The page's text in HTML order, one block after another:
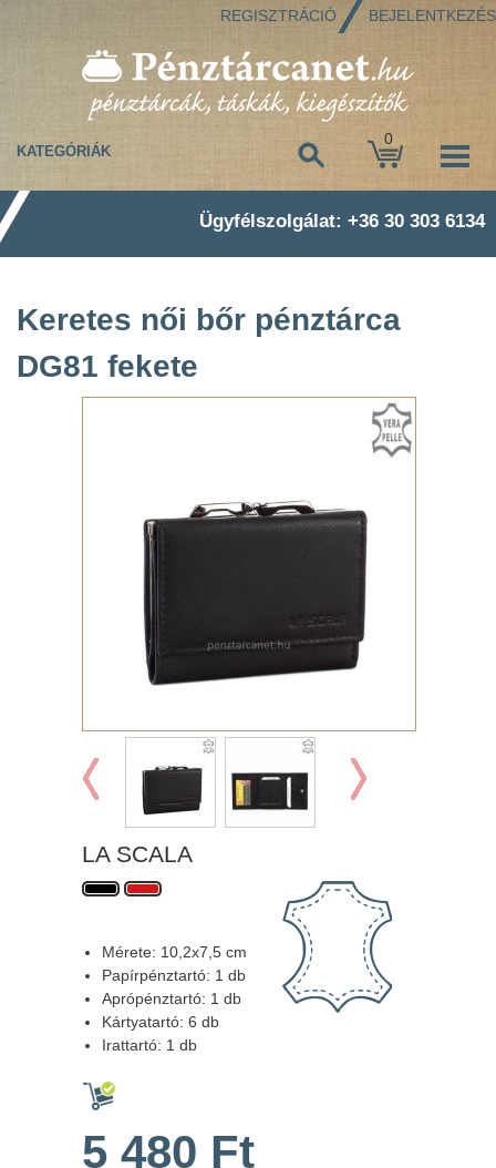
REGISZTRÁCIÓ BEJELENTKEZÉS
0
KATEGÓRIÁK
Ügyfélszolgálat: +36 30 303 6134
Keretes női bőr pénztárca
DG81 fekete
LA SCALA
Mérete: 10,2x7,5 cm
Papírpénztartó: 1 db
Aprópénztartó: 1 db
Kártyatartó: 6 db
Irattartó: 1 db
5 480 Ft